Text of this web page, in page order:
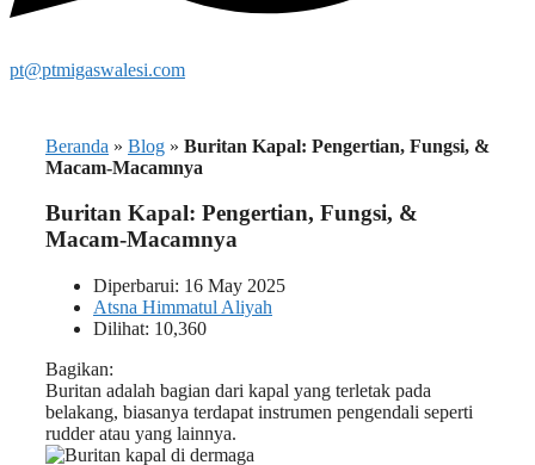
pt@ptmigaswalesi.com
Beranda » Blog » Buritan Kapal: Pengertian, Fungsi, &
Macam-Macamnya
Buritan Kapal: Pengertian, Fungsi, &
Macam-Macamnya
Diperbarui: 16 May 2025
Atsna Himmatul Aliyah
Dilihat: 10,360
Bagikan:
Buritan adalah bagian dari kapal yang terletak pada
belakang, biasanya terdapat instrumen pengendali seperti
rudder atau yang lainnya.